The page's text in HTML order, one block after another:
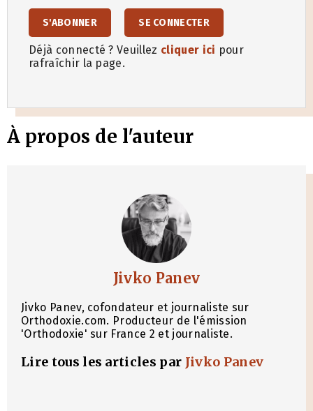
S'ABONNER SE CONNECTER
Déjà connecté ? Veuillez cliquer ici pour
rafraîchir la page.
À propos de l'auteur
Jivko Panev
Jivko Panev, cofondateur et journaliste sur
Orthodoxie.com. Producteur de l'émission
'Orthodoxie' sur France 2 et journaliste.
Lire tous les articles par Jivko Panev